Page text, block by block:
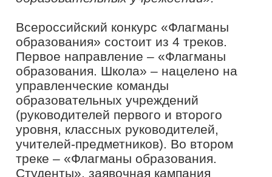
областной центр одаренных
школьников «Интеллект» Андрей
Богданцев встретился с молодыми
педагогами и рассказал о
возможностях для самореализации
молодежи, проектах президентской
платформы «Россия – страна
возможностей», в частности, о
Всероссийских профессиональных
конкурсах «Флагманы образования.
Школа», «Флагманы образования.
Студенты».